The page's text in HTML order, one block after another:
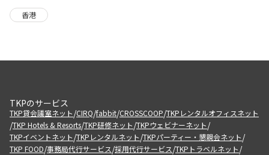
香港
TKPのサービス
TKP貸会議室ネット/CIRQ/fabbit/CROSSCOOP/TKPレンタルオフィスネット
/TKP Hotels & Resorts/TKP研修ネット/TKPウェビナーネット/
TKPイベントネット/TKPレンタルネット/TKPパーティー・懇親会ネット/
TKP FOOD/事務局代行サービス/採用代行サービス/TKPトラベルネット/